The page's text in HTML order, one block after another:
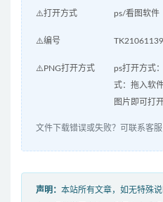
⚠️打开方式 ps/看图软件
⚠️编号
⚠️PNG打开方式
ps打开方式
式：拖入软
图片即可打
文件下载错误或失败？可联系客服
声明： 本站所有文章，如无特殊